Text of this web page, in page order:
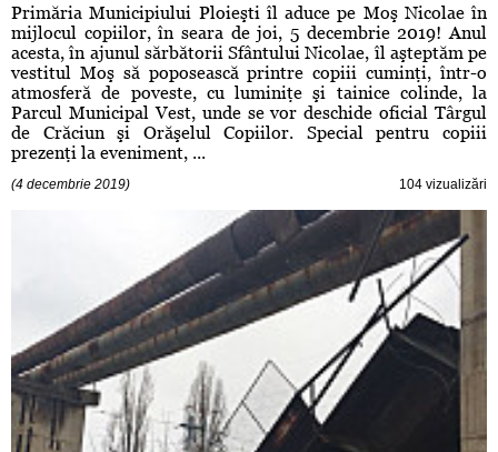
Primăria Municipiului Ploieşti îl aduce pe Moş Nicolae în
mijlocul copiilor, în seara de joi, 5 decembrie 2019! Anul
acesta, în ajunul sărbătorii Sfântului Nicolae, îl aşteptăm pe
vestitul Moş să poposească printre copiii cuminţi, într-o
atmosferă de poveste, cu luminiţe şi tainice colinde, la
Parcul Municipal Vest, unde se vor deschide oficial Târgul
de Crăciun şi Orăşelul Copiilor. Special pentru copiii
prezenţi la eveniment, ...
(4 decembrie 2019) 104 vizualizări